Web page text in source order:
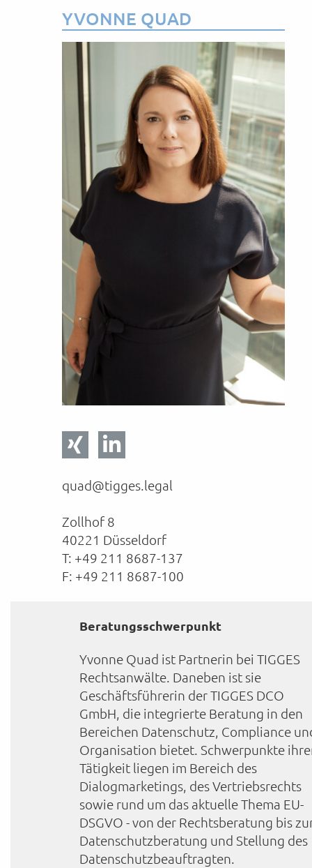
YVONNE QUAD
quad@tigges.legal
Zollhof 8
40221 Düsseldorf
T: +49 211 8687-137
F: +49 211 8687-100
Beratungsschwerpunkt
Yvonne Quad ist Partnerin bei TIGGES
Rechtsanwälte. Daneben ist sie
Geschäftsführerin der TIGGES DCO
GmbH, die integrierte Beratung in den
Bereichen Datenschutz, Compliance
Organisation bietet. Schwerpunkte
Tätigkeit liegen im Bereich des
Dialogmarketings, des Vertriebsrechts
sowie rund um das aktuelle Thema EU-
DSGVO - von der Rechtsberatung bis
Datenschutzberatung und Stellung des
Datenschutzbeauftragten.